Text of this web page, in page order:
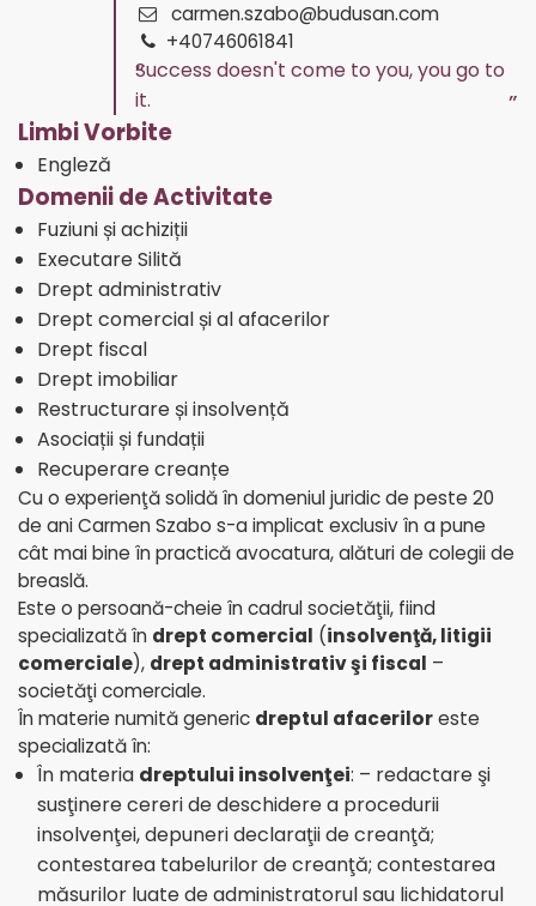
carmen.szabo@budusan.com
+40746061841
Success doesn't come to you, you go to
it.
Limbi Vorbite
Engleză
Domenii de Activitate
Fuziuni și achiziții
Executare Silită
Drept administrativ
Drept comercial și al afacerilor
Drept fiscal
Drept imobiliar
Restructurare și insolvență
Asociații și fundații
Recuperare creanțe
Cu o experienţă solidă în domeniul juridic de peste 20
de ani Carmen Szabo s-a implicat exclusiv în a pune
cât mai bine în practică avocatura, alături de colegii de
breaslă.
Este o persoană-cheie în cadrul societăţii, fiind
specializată în drept comercial (insolvenţă, litigii
comerciale), drept administrativ şi fiscal –
societăţi comerciale.
În materie numită generic dreptul afaceriloreste
specializată în:
În materia dreptului insolvenţei: – redactare şi
susţinere cereri de deschidere a procedurii
insolvenţei, depuneri declaraţii de creanţă;
contestarea tabelurilor de creanţă; contestarea
măsurilor luate de administratorul sau lichidatorul